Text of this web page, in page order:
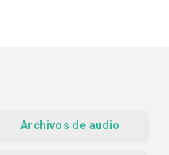
Archivos de audio